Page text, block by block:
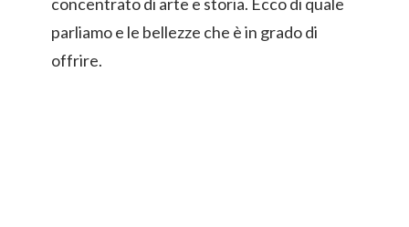
parliamo e le bellezze che è in grado di
offrire.